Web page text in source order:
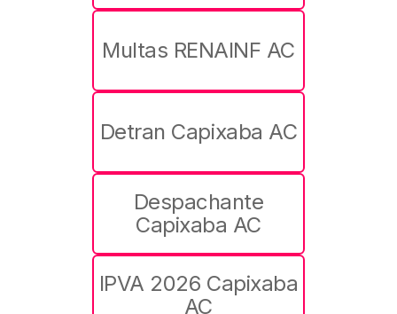
Multas RENAINF AC
Detran Capixaba AC
Despachante
Capixaba AC
IPVA 2026 Capixaba
AC